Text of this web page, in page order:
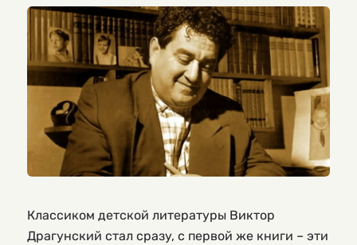
Классиком детской литературы Виктор
Драгунский стал сразу, с первой же книги – эти